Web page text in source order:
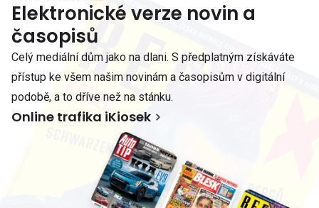
Elektronické verze novin a
časopisů
Celý mediální dům jako na dlani. S předplatným získáváte
přístup ke všem našim novinám a časopisům v digitální
podobě, a to dříve než na stánku.
Online trafika iKiosek